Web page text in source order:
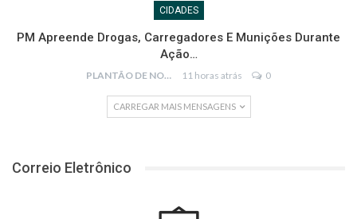
CIDADES
PM Apreende Drogas, Carregadores E Munições Durante
Ação…
PLANTÃO DE NOTÍCIAS 11 horas atrás 0
CARREGAR MAIS MENSAGENS
Correio Eletrônico